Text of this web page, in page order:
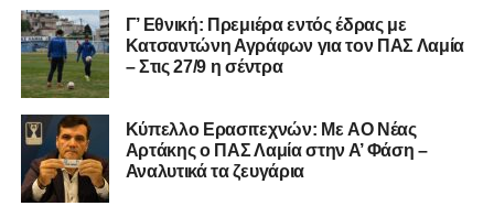
Γ’ Εθνική: Πρεμιέρα εντός έδρας με
Κατσαντώνη Αγράφων για τον ΠΑΣ Λαμία
– Στις 27/9 η σέντρα
Kύπελλο Ερασιτεχνών: Με AO Nέας
Αρτάκης ο ΠΑΣ Λαμία στην Α’ Φάση –
Αναλυτικά τα ζευγάρια